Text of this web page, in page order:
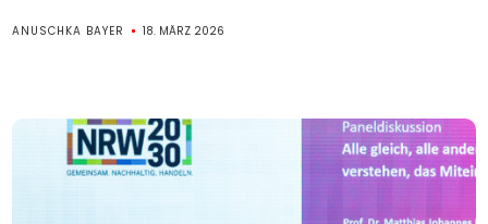
ANUSCHKA BAYER 18. MÄRZ 2026